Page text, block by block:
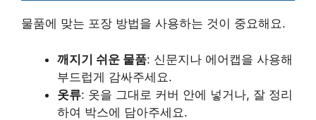
물품에 맞는 포장 방법을 사용하는 것이 중요해요.
깨지기 쉬운 물품: 신문지나 에어캡을 사용해
부드럽게 감싸주세요.
옷류: 옷을 그대로 커버 안에 넣거나, 잘 정리
하여 박스에 담아주세요.